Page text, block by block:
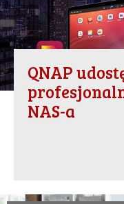
QNAP
NAS-a